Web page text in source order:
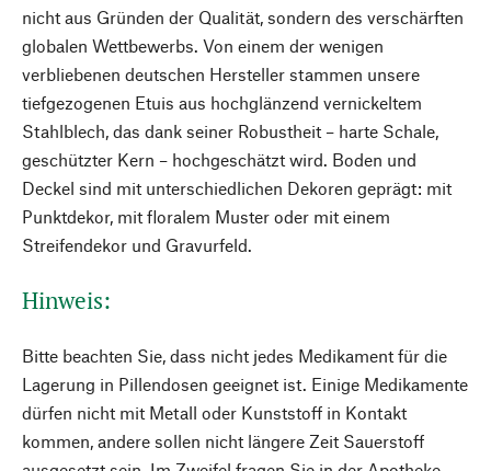
nicht aus Gründen der Qualität, sondern des verschärften
globalen Wettbewerbs. Von einem der wenigen
verbliebenen deutschen Hersteller stammen unsere
tiefgezogenen Etuis aus hochglänzend vernickeltem
Stahlblech, das dank seiner Robustheit – harte Schale,
geschützter Kern – hochgeschätzt wird. Boden und
Deckel sind mit unterschiedlichen Dekoren geprägt: mit
Punktdekor, mit floralem Muster oder mit einem
Streifendekor und Gravurfeld.
Hinweis:
Bitte beachten Sie, dass nicht jedes Medikament für die
Lagerung in Pillendosen geeignet ist. Einige Medikamente
dürfen nicht mit Metall oder Kunststoff in Kontakt
kommen, andere sollen nicht längere Zeit Sauerstoff